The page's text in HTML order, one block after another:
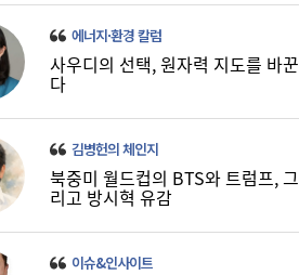
이쯤되면 ‘내홍위’…국힘 윤리위원 또 사퇴,
윤리위 내부 갈등 확산
에너지·환경 칼럼
사우디의 선택, 원자력 지도를 바꾼
다
김병헌의 체인지
북중미 월드컵의 BTS와 트럼프, 그
리고 방시혁 유감
이슈&인사이트